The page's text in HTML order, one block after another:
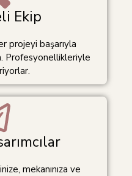
Ekip
projeyi başarıyla
Profesyonellikleriyle
mekanınıza ve